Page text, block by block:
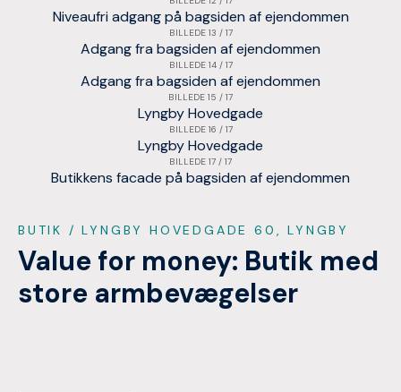
Niveaufri adgang på bagsiden af ejendommen
BILLEDE 13 / 17
Adgang fra bagsiden af ejendommen
BILLEDE 14 / 17
Adgang fra bagsiden af ejendommen
BILLEDE 15 / 17
Lyngby Hovedgade
BILLEDE 16 / 17
Lyngby Hovedgade
BILLEDE 17 / 17
Butikkens facade på bagsiden af ejendommen
BUTIK / LYNGBY HOVEDGADE 60, LYNGBY
Value for money: Butik med
store armbevægelser